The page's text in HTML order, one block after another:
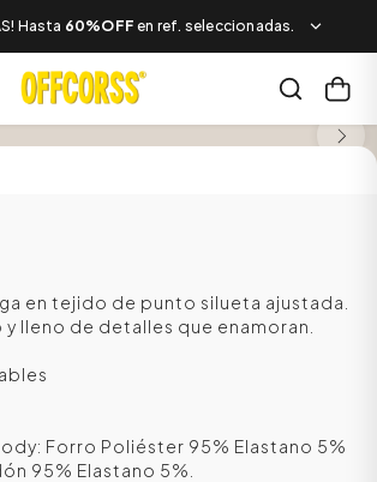
Hasta 60%OFF en ref. seleccionadas.
en tejido de punto silueta ajustada.
lleno de detalles que enamoran.
Forro Poliéster 95% Elastano 5%
95% Elastano 5%.